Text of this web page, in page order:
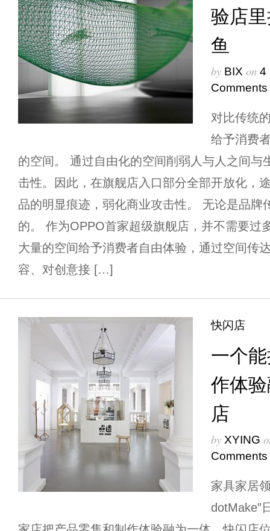
验店
鱼
by BIX on 4
Comments
对比传统
给予消费
的空间。 通过自由化的空间削弱人与人之间与
击性。因此，在旗舰店入口部分全部开放化，
品的明显痕迹，弱化商业攻击性。 无论是品牌
的。 作为OPPO首家超级旗舰店，并不需要过
大量的空间给予消费者自由体验，通过空间传
容、对创意接 […]
快闪店
一个
作体
店
by XYING
Comments
家具家居
dotMake”